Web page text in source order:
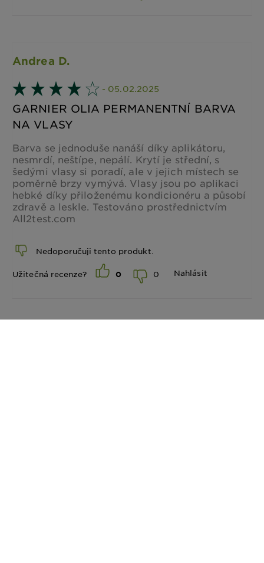
Andrea D.
- 05.02.2025
GARNIER OLIA PERMANENTNÍ BARVA
NA VLASY
Barva se jednoduše nanáší díky aplikátoru,
nesmrdí, neštípe, nepálí. Krytí je střední, s
šedými vlasy si poradí, ale v jejich místech se
poměrně brzy vymývá. Vlasy jsou po aplikaci
hebké díky přiloženému kondicionéru a působí
zdravě a leskle. Testováno prostřednictvím
All2test.com
Nedoporučuji tento produkt.
Užitečná recenze? 0 0 Nahlásit